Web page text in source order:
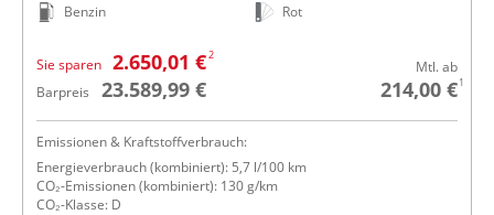
Benzin
Rot
Sie sparen 2.650,01 €2
Barpreis 23.589,99 €
Mtl. ab
214,00 €1
Emissionen & Kraftstoffverbrauch:
Energieverbrauch (kombiniert): 5,7 l/100 km
CO₂-Emissionen (kombiniert): 130 g/km
CO₂-Klasse: D